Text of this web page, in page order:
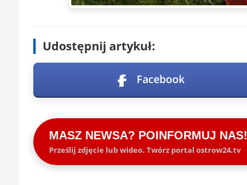
Udostępnij artykuł:
Facebook
MASZ NEWSA? POINFORMUJ NAS!
Prześlij zdjęcie lub wideo. Twórz portal ostrow24.tv